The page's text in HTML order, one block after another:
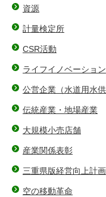
資源
計量検定所
CSR活動
ライフイノベーション
公営企業（水道用水
伝統産業・地場産業
大規模小売店舗
産業関係表彰
三重県版経営向上計
空の移動革命